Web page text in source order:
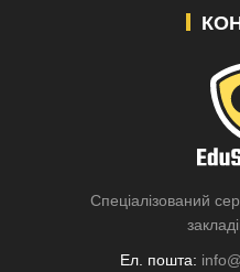
Спеціалізований
Ел. пошта: